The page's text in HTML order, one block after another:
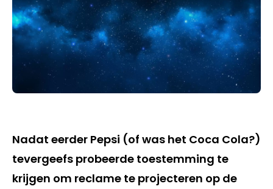
Nadat eerder Pepsi (of was het Coca Cola?)
tevergeefs probeerde toestemming te
krijgen om reclame te projecteren op de